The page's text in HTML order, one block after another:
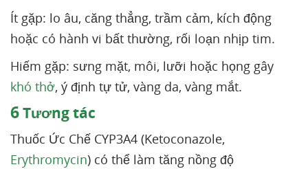
Ít gặp: lo âu, căng thẳng, trầm cảm, kích động
hoặc có hành vi bất thường, rối loạn nhịp tim.
Hiếm gặp: sưng mặt, môi, lưỡi hoặc họng gây
khó thở, ý định tự tử, vàng da, vàng mắt.
6Tương tác
Thuốc Ức Chế CYP3A4 (Ketoconazole,
Erythromycin) có thể làm tăng nồng độ